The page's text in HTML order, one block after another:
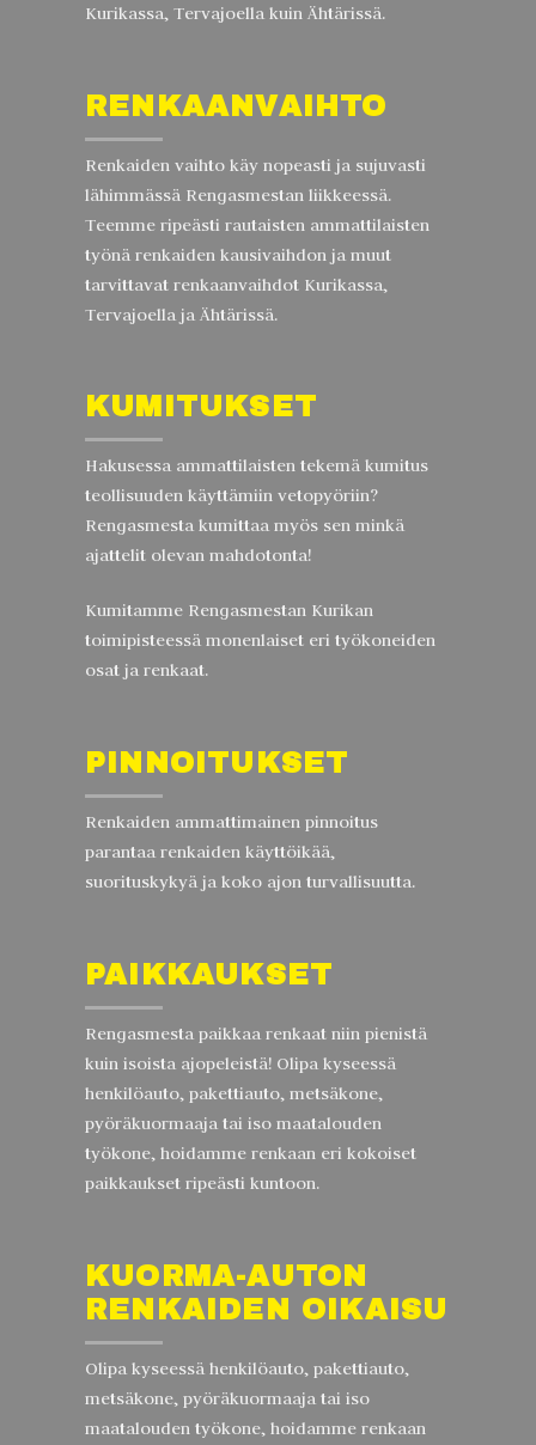
Kurikassa, Tervajoella kuin Ähtärissä.
RENKAANVAIHTO
Renkaiden vaihto käy nopeasti ja sujuvasti
lähimmässä Rengasmestan liikkeessä.
Teemme ripeästi rautaisten ammattilaisten
työnä renkaiden kausivaihdon ja muut
tarvittavat renkaanvaihdot Kurikassa,
Tervajoella ja Ähtärissä.
KUMITUKSET
Hakusessa ammattilaisten tekemä kumitus
teollisuuden käyttämiin vetopyöriin?
Rengasmesta kumittaa myös sen minkä
ajattelit olevan mahdotonta!
Kumitamme Rengasmestan Kurikan
toimipisteessä monenlaiset eri työkoneiden
osat ja renkaat.
PINNOITUKSET
Renkaiden ammattimainen pinnoitus
parantaa renkaiden käyttöikää,
suorituskykyä ja koko ajon turvallisuutta.
PAIKKAUKSET
Rengasmesta paikkaa renkaat niin pienistä
kuin isoista ajopeleistä! Olipa kyseessä
henkilöauto, pakettiauto, metsäkone,
pyöräkuormaaja tai iso maatalouden
työkone, hoidamme renkaan eri kokoiset
paikkaukset ripeästi kuntoon.
KUORMA-AUTON
RENKAIDEN OIKAISU
Olipa kyseessä henkilöauto, pakettiauto,
metsäkone, pyöräkuormaaja tai iso
maatalouden työkone, hoidamme renkaan